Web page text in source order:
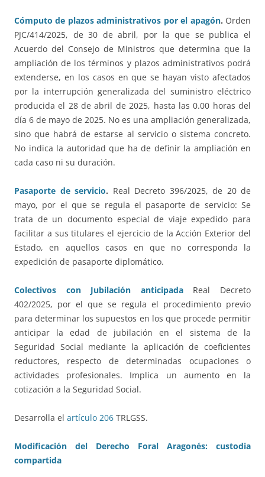
Cómputo de plazos administrativos por el apagón. Orden
PJC/414/2025, de 30 de abril, por la que se publica el
Acuerdo del Consejo de Ministros que determina que la
ampliación de los términos y plazos administrativos podrá
extenderse, en los casos en que se hayan visto afectados
por la interrupción generalizada del suministro eléctrico
producida el 28 de abril de 2025, hasta las 0.00 horas del
día 6 de mayo de 2025. No es una ampliación generalizada,
sino que habrá de estarse al servicio o sistema concreto.
No indica la autoridad que ha de definir la ampliación en
cada caso ni su duración.
Pasaporte de servicio. Real Decreto 396/2025, de 20 de
mayo, por el que se regula el pasaporte de servicio: Se
trata de un documento especial de viaje expedido para
facilitar a sus titulares el ejercicio de la Acción Exterior del
Estado, en aquellos casos en que no corresponda la
expedición de pasaporte diplomático.
Colectivos con Jubilación anticipadaReal Decreto
402/2025, por el que se regula el procedimiento previo
para determinar los supuestos en los que procede permitir
anticipar la edad de jubilación en el sistema de la
Seguridad Social mediante la aplicación de coeficientes
reductores, respecto de determinadas ocupaciones o
actividades profesionales. Implica un aumento en la
cotización a la Seguridad Social.
Desarrolla el artículo 206 TRLGSS.
Modificación del Derecho Foral Aragonés: custodia
compartida